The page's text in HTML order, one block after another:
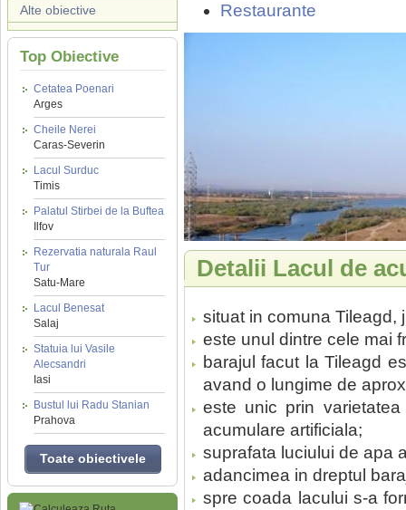
Alte obiective
Top Obiective
Cetatea Poenari
Arges
Cheile Nerei
Caras-Severin
Lacul Surduc
Timis
Palatul Stirbei de la Buftea
Ilfov
Rezervatia naturala Raul
Tur
Satu-Mare
Lacul Benesat
Salaj
Statuia lui Vasile
Alecsandri
Iasi
Bustul lui Radu Stanian
Prahova
Toate obiectivele
Restaurante
Detalii Lacul de
situat in comuna Tileagd,
este unul dintre cele mai
barajul facut la Tileagd
avand o lungime de
este unic prin
acumulare artificiala;
suprafata luciului de apa
adancimea in dreptul
spre coada lacului s-a